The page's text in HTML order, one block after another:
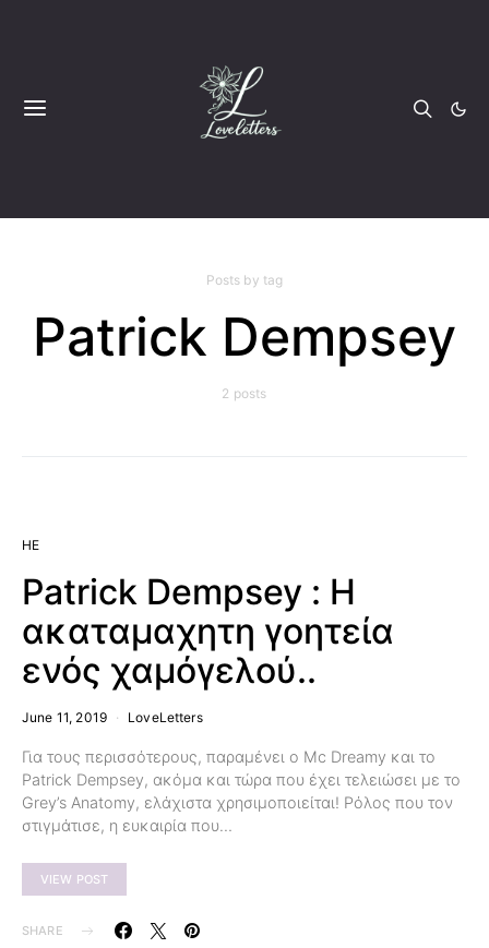
Posts by tag
Patrick Dempsey
2 posts
HE
Patrick Dempsey : Η
ακαταμαχητη γοητεία
ενός χαμόγελού..
June 11, 2019 LoveLetters
Για τους περισσότερους, παραμένει ο Mc Dreamy και το
Patrick Dempsey, ακόμα και τώρα που έχει τελειώσει με το
Grey’s Anatomy, ελάχιστα χρησιμοποιείται! Ρόλος που τον
στιγμάτισε, η ευκαιρία που…
VIEW POST
SHARE